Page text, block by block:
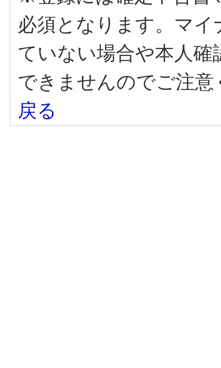
必須となります。マ
ていない場合や本人
できませんのでご注意
戻る